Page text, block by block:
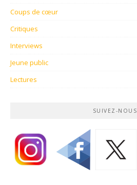
Coups de cœur
Critiques
Interviews
Jeune public
Lectures
SUIVEZ-NOUS